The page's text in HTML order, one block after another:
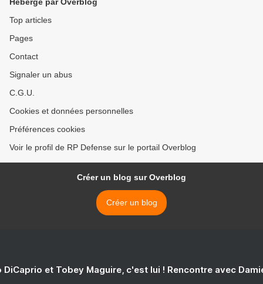
Top articles
Pages
Contact
Signaler un abus
C.G.U.
Cookies et données personnelles
Préférences cookies
Voir le profil de RP Defense sur le portail Overblog
Créer un blog sur Overblog
Créer un blog
DiCaprio et Tobey Maguire, c'est lui ! Rencontre avec